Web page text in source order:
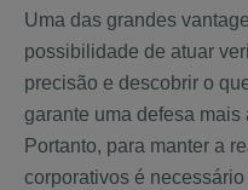
Uma das grandes
possibilidade de atuar
precisão e descobrir o
garante uma defesa
Portanto, para manter a
corporativos é